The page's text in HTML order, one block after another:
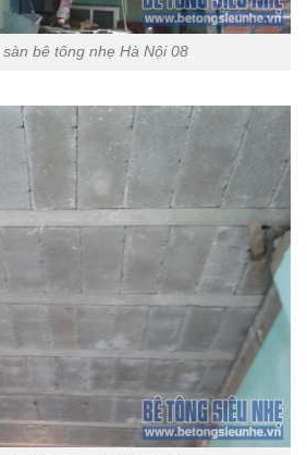
bê tông nhẹ Hà Nội 08